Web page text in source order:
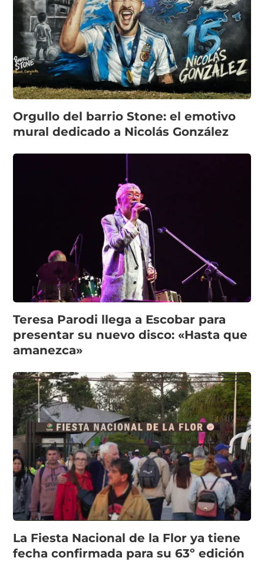
Orgullo del barrio Stone: el emotivo
mural dedicado a Nicolás González
Teresa Parodi llega a Escobar para
presentar su nuevo disco: «Hasta que
amanezca»
La Fiesta Nacional de la Flor ya tiene
fecha confirmada para su 63º edición